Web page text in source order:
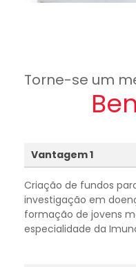
Torne-se um
Vantagem 1
Criação de fundos
investigação em
formação de jovens
especialidade da